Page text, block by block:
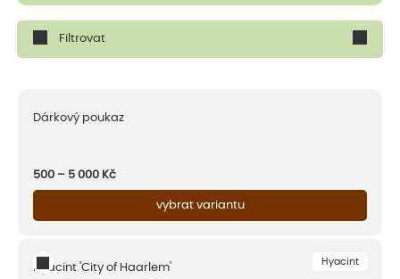
Filtrovat
Dárkový poukaz
500 – 5 000 Kč
vybrat variantu
Hyacint
Hyacint 'City of Haarlem'